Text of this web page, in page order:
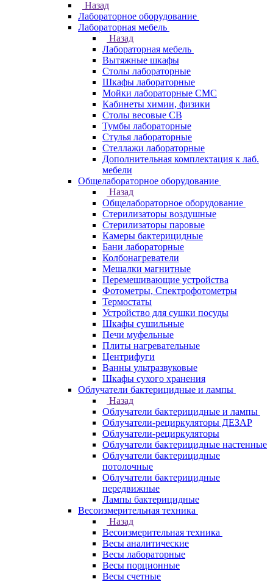
Назад
Лабораторное оборудование
Лабораторная мебель
Назад
Лабораторная мебель
Вытяжные шкафы
Столы лабораторные
Шкафы лабораторные
Мойки лабораторные СМС
Кабинеты химии, физики
Столы весовые СВ
Тумбы лабораторные
Стулья лабораторные
Стеллажи лабораторные
Дополнительная комплектация к лаб.
мебели
Общелабораторное оборудование
Назад
Общелабораторное оборудование
Стерилизаторы воздушные
Стерилизаторы паровые
Камеры бактерицидные
Бани лабораторные
Колбонагреватели
Мешалки магнитные
Перемешивающие устройства
Фотометры, Спектрофотометры
Термостаты
Устройство для сушки посуды
Шкафы сушильные
Печи муфельные
Плиты нагревательные
Центрифуги
Ванны ультразвуковые
Шкафы сухого хранения
Облучатели бактерицидные и лампы
Назад
Облучатели бактерицидные и лампы
Облучатели-рециркуляторы ДЕЗАР
Облучатели-рециркуляторы
Облучатели бактерицидные настенные
Облучатели бактерицидные
потолочные
Облучатели бактерицидные
передвижные
Лампы бактерицидные
Весоизмерительная техника
Назад
Весоизмерительная техника
Весы аналитические
Весы лабораторные
Весы порционные
Весы счетные